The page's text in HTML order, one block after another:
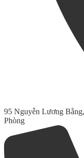
95 Nguyễn Lương
Phòng